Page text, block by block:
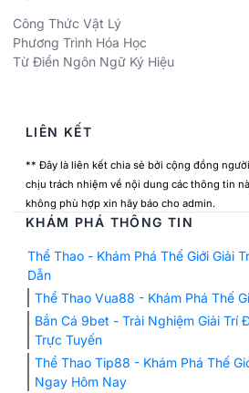
Công Thức Vật Lý
Phương Trình Hóa Học
Từ Điển Ngôn Ngữ Ký Hiệu
LIÊN KẾT
** Đây là liên kết chia sẻ bởi cộng đồng
chịu trách nhiệm về nội dung các thông tin
không phù hợp xin hãy báo cho admin.
KHÁM PHÁ THÔNG TIN
Thể Thao - Khám Phá Thế Giới Giải
Dẫn
Thể Thao Vua88 - Khám Phá Thế
Bắn Cá 9bet - Trải Nghiệm Giải Trí
Trực Tuyến
Thể Thao Tip88 - Khám Phá Thế
Ngay Hôm Nay